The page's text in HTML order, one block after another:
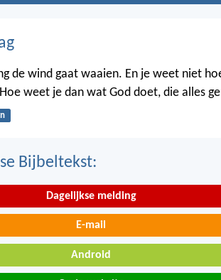
de wind gaat waaien. En je weet niet
weet je dan wat God doet, die alles
Bijbeltekst:
Dagelijkse melding
E-mail
Android